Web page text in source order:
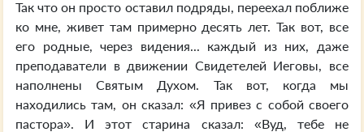
Так что он просто оставил подряды, переехал поближе
ко мне, живет там примерно десять лет. Так вот, все
его родные, через видения... каждый из них, даже
преподаватели в движении Свидетелей Иеговы, все
наполнены Святым Духом. Так вот, когда мы
находились там, он сказал: «Я привез с собой своего
пастора». И этот старина сказал: «Вуд, тебе не